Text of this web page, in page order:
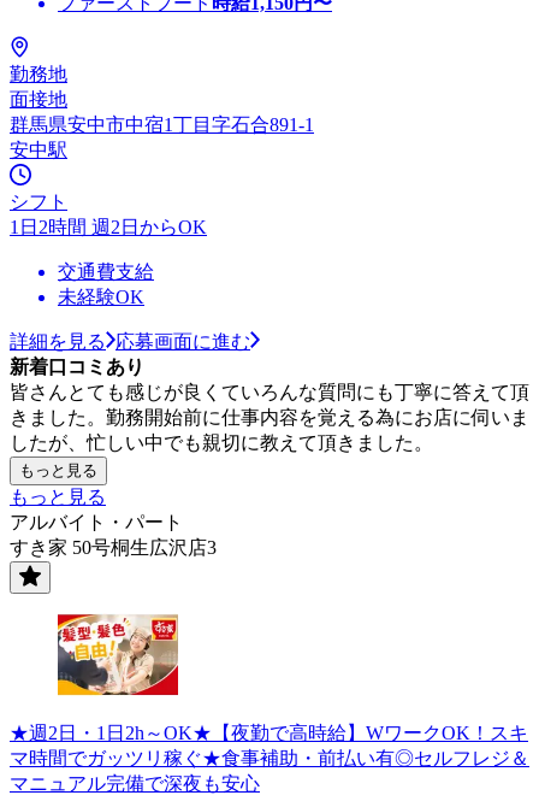
勤務地
面接地
群馬県安中市中宿1丁目字石合891-1
安中駅
シフト
1日2時間 週2日からOK
交通費支給
未経験OK
詳細を見る
応募画面に進む
新着口コミあり
皆さんとても感じが良くていろんな質問にも丁寧に答えて頂
きました。勤務開始前に仕事内容を覚える為にお店に伺いま
したが、忙しい中でも親切に教えて頂きました。
もっと見る
もっと見る
アルバイト・パート
すき家 50号桐生広沢店3
★週2日・1日2h～OK★【夜勤で高時給】WワークOK！スキ
マ時間でガッツリ稼ぐ★食事補助・前払い有◎セルフレジ＆
マニュアル完備で深夜も安心